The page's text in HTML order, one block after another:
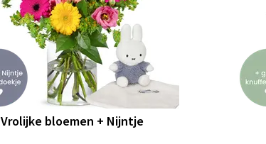
Vrolijke bloemen + Nijntje